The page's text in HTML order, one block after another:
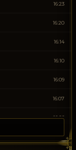
16:23
16:20
16:14
16:10
16:09
16:07
16:06
16:03